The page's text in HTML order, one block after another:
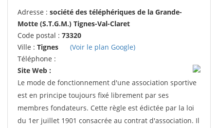
Adresse : société des téléphériques de la Grande-
Motte (S.T.G.M.) Tignes-Val-Claret
Code postal : 73320
Ville : Tignes
(Voir le plan Google)
Téléphone :
Site Web :
Le mode de fonctionnement d'une association sportive
est en principe toujours fixé librement par ses
membres fondateurs. Cette règle est édictée par la loi
du 1er juillet 1901 consacrée au contrat d'association. Il